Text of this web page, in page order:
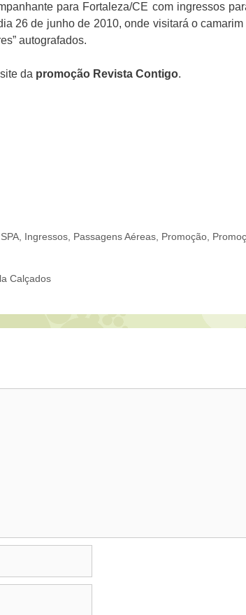
para Fortaleza/CE com ingressos
26 de junho de 2010, onde visitará o
autografados.
da promoção Revista Contigo.
Ingressos Passagens Aéreas Promoção
Calçados